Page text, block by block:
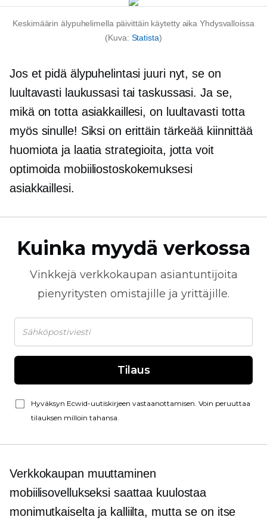
Keskimäärin älypuhelimella päivittäin käytetty aika Yhdysvalloissa
(Kuva: Statista)
Jos et pidä älypuhelintasi juuri nyt, se on
luultavasti laukussasi tai taskussasi. Ja se,
mikä on totta asiakkaillesi, on luultavasti totta
myös sinulle! Siksi on erittäin tärkeää kiinnittää
huomiota ja laatia strategioita, jotta voit
optimoida mobiiliostoskokemuksesi
asiakkaillesi.
Kuinka myydä verkossa
Vinkkejä verkkokaupan asiantuntijoita
pienyritysten omistajille ja yrittäjille.
Tilaus
Hyväksyn Ecwid-uutiskirjeen vastaanottamisen. Voin peruuttaa
tilauksen milloin tahansa.
Verkkokaupan muuttaminen
mobiilisovellukseksi saattaa kuulostaa
monimutkaiselta ja kalliilta, mutta se on itse